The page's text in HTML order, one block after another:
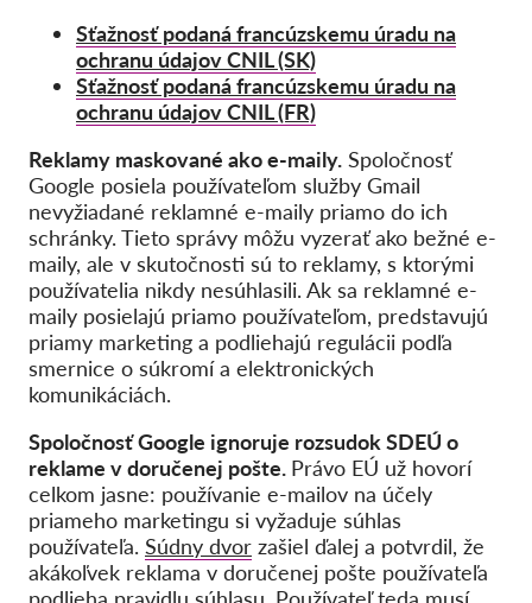
Sťažnosť podaná francúzskemu úradu na
ochranu údajov CNIL (SK)
Sťažnosť podaná francúzskemu úradu na
ochranu údajov CNIL (FR)
Reklamy maskované ako e-maily. Spoločnosť
Google posiela používateľom služby Gmail
nevyžiadané reklamné e-maily priamo do ich
schránky. Tieto správy môžu vyzerať ako bežné e-
maily, ale v skutočnosti sú to reklamy, s ktorými
používatelia nikdy nesúhlasili. Ak sa reklamné e-
maily posielajú priamo používateľom, predstavujú
priamy marketing a podliehajú regulácii podľa
smernice o súkromí a elektronických
komunikáciách.
Spoločnosť Google ignoruje rozsudok SDEÚ o
reklame v doručenej pošte. Právo EÚ už hovorí
celkom jasne: používanie e-mailov na účely
priameho marketingu si vyžaduje súhlas
používateľa. Súdny dvor zašiel ďalej a potvrdil, že
akákoľvek reklama v doručenej pošte používateľa